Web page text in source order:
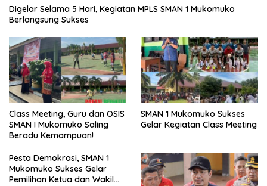
Digelar Selama 5 Hari, Kegiatan MPLS SMAN 1 Mukomuko
Berlangsung Sukses
Class Meeting, Guru dan OSIS
SMAN I Mukomuko Saling
Beradu Kemampuan!
SMAN 1 Mukomuko Sukses
Gelar Kegiatan Class Meeting
Pesta Demokrasi, SMAN 1
Mukomuko Sukses Gelar
Pemilihan Ketua dan Wakil